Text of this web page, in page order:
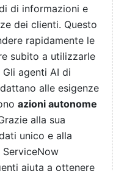
di informazioni e
dei clienti. Questo
rapidamente le
subito a utilizzarle
agenti AI di
alle esigenze
azioni autonome
alla sua
unico e alla
aiuta a ottenere